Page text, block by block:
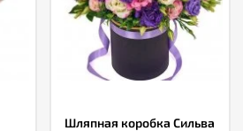
Шляпная коробка Сильва